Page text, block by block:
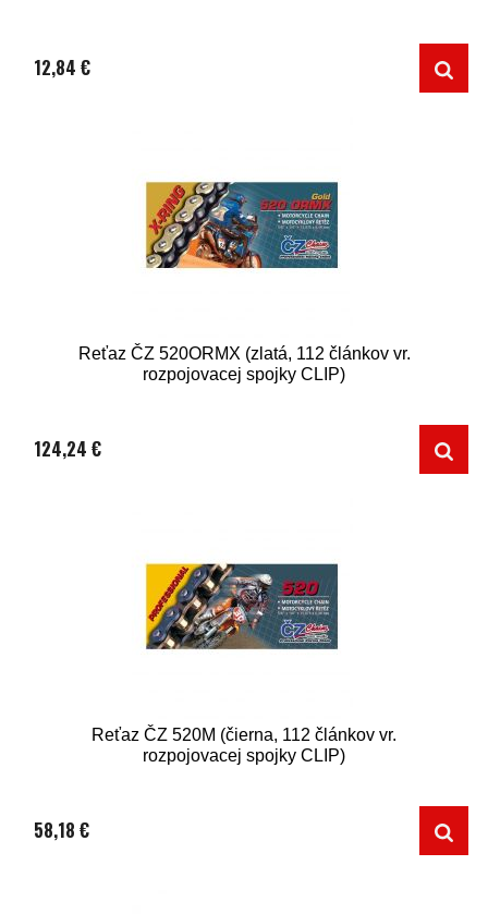
12,84 €
Reťaz ČZ 520ORMX (zlatá, 112 článkov vr.
rozpojovacej spojky CLIP)
124,24 €
Reťaz ČZ 520M (čierna, 112 článkov vr.
rozpojovacej spojky CLIP)
58,18 €